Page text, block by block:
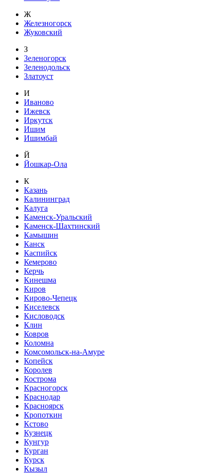
Ж
Железногорск
Жуковский
З
Зеленогорск
Зеленодольск
Златоуст
И
Иваново
Ижевск
Иркутск
Ишим
Ишимбай
Й
Йошкар-Ола
К
Казань
Калининград
Калуга
Каменск-Уральский
Каменск-Шахтинский
Камышин
Канск
Каспийск
Кемерово
Керчь
Кинешма
Киров
Кирово-Чепецк
Киселевск
Кисловодск
Клин
Ковров
Коломна
Комсомольск-на-Амуре
Копейск
Королев
Кострома
Красногорск
Краснодар
Красноярск
Кропоткин
Кстово
Кузнецк
Кунгур
Курган
Курск
Кызыл